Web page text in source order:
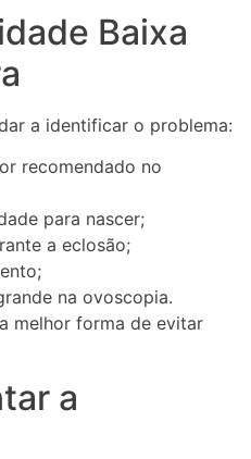
Baixa
a identificar o problema:
recomendado no
para nascer;
a eclosão;
na ovoscopia.
melhor forma de evitar
a